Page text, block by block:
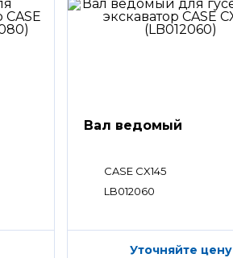
Вал ведомый
CASE CX145
LB012060
Уточняйте цену